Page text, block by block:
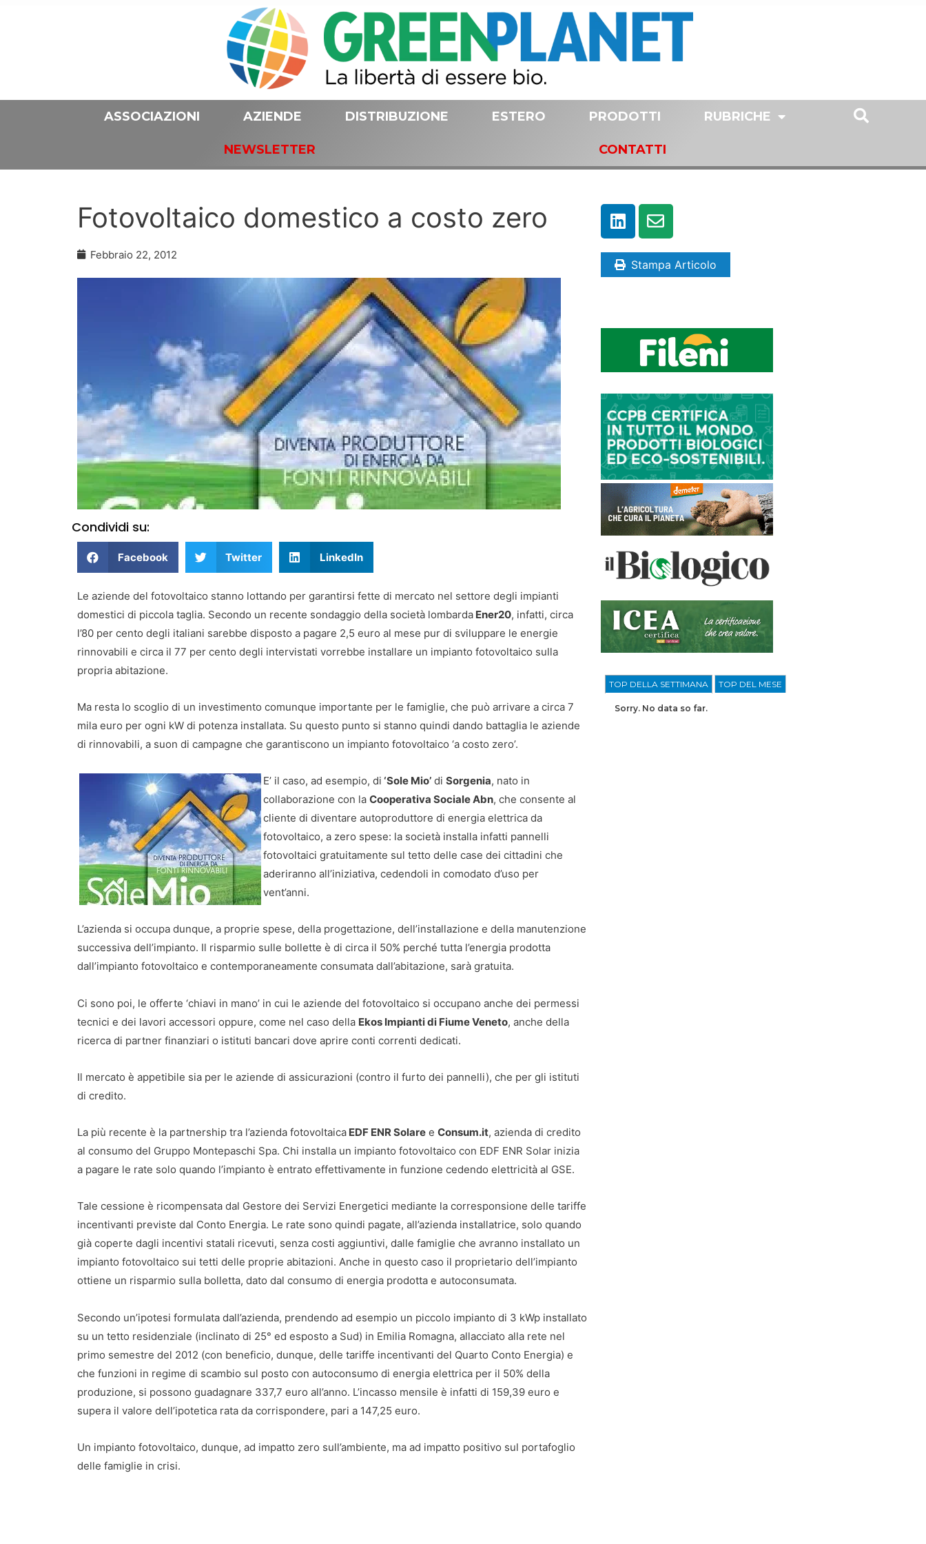
ASSOCIAZIONI AZIENDE DISTRIBUZIONE ESTERO PRODOTTI RUBRICHE
NEWSLETTER CONTATTI
Fotovoltaico domestico a costo zero
Febbraio 22, 2012
Condividi su:
Facebook Twitter LinkedIn
Le aziende del fotovoltaico stanno lottando per garantirsi fette di mercato nel settore degli impianti
domestici di piccola taglia. Secondo un recente sondaggio della società lombarda Ener20, infatti, circa
l’80 per cento degli italiani sarebbe disposto a pagare 2,5 euro al mese pur di sviluppare le energie
rinnovabili e circa il 77 per cento degli intervistati vorrebbe installare un impianto fotovoltaico sulla
propria abitazione.
Ma resta lo scoglio di un investimento comunque importante per le famiglie, che può arrivare a circa 7
mila euro per ogni kW di potenza installata. Su questo punto si stanno quindi dando battaglia le aziende
di rinnovabili, a suon di campagne che garantiscono un impianto fotovoltaico ‘a costo zero’.
E’ il caso, ad esempio, di ‘Sole Mio’ di Sorgenia, nato in
collaborazione con la Cooperativa Sociale Abn, che consente al
cliente di diventare autoproduttore di energia elettrica da
fotovoltaico, a zero spese: la società installa infatti pannelli
fotovoltaici gratuitamente sul tetto delle case dei cittadini che
aderiranno all’iniziativa, cedendoli in comodato d’uso per
vent’anni.
L’azienda si occupa dunque, a proprie spese, della progettazione, dell’installazione e della manutenzione
successiva dell’impianto. Il risparmio sulle bollette è di circa il 50% perché tutta l’energia prodotta
dall’impianto fotovoltaico e contemporaneamente consumata dall’abitazione, sarà gratuita.
Ci sono poi, le offerte ‘chiavi in mano’ in cui le aziende del fotovoltaico si occupano anche dei permessi
tecnici e dei lavori accessori oppure, come nel caso della Ekos Impianti di Fiume Veneto, anche della
ricerca di partner finanziari o istituti bancari dove aprire conti correnti dedicati.
Il mercato è appetibile sia per le aziende di assicurazioni (contro il furto dei pannelli), che per gli istituti
di credito.
La più recente è la partnership tra l’azienda fotovoltaica EDF ENR Solare e Consum.it, azienda di credito
al consumo del Gruppo Montepaschi Spa. Chi installa un impianto fotovoltaico con EDF ENR Solar inizia
a pagare le rate solo quando l’impianto è entrato effettivamente in funzione cedendo elettricità al GSE.
Tale cessione è ricompensata dal Gestore dei Servizi Energetici mediante la corresponsione delle tariffe
incentivanti previste dal Conto Energia. Le rate sono quindi pagate, all’azienda installatrice, solo quando
già coperte dagli incentivi statali ricevuti, senza costi aggiuntivi, dalle famiglie che avranno installato un
impianto fotovoltaico sui tetti delle proprie abitazioni. Anche in questo caso il proprietario dell’impianto
ottiene un risparmio sulla bolletta, dato dal consumo di energia prodotta e autoconsumata.
Secondo un’ipotesi formulata dall’azienda, prendendo ad esempio un piccolo impianto di 3 kWp installato
su un tetto residenziale (inclinato di 25° ed esposto a Sud) in Emilia Romagna, allacciato alla rete nel
primo semestre del 2012 (con beneficio, dunque, delle tariffe incentivanti del Quarto Conto Energia) e
che funzioni in regime di scambio sul posto con autoconsumo di energia elettrica per il 50% della
produzione, si possono guadagnare 337,7 euro all’anno. L’incasso mensile è infatti di 159,39 euro e
supera il valore dell’ipotetica rata da corrispondere, pari a 147,25 euro.
Un impianto fotovoltaico, dunque, ad impatto zero sull’ambiente, ma ad impatto positivo sul portafoglio
delle famiglie in crisi.
Stampa Articolo
TOP DELLA SETTIMANA TOP DEL MESE
Sorry. No data so far.